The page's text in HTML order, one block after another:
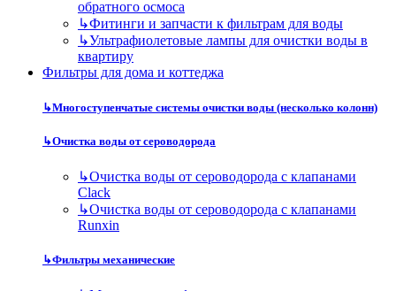
обратного осмоса
↳Фитинги и запчасти к фильтрам для воды
↳Ультрафиолетовые лампы для очистки воды в
квартиру
Фильтры для дома и коттеджа
↳Многоступенчатые системы очистки воды (несколько колонн)
↳Очистка воды от сероводорода
↳Очистка воды от сероводорода с клапанами
Clack
↳Очистка воды от сероводорода с клапанами
Runxin
↳Фильтры механические